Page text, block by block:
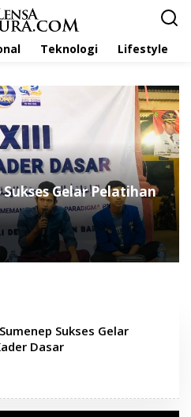
Teknologi Lifestyle
Gelar Pelatihan
Sukses Gelar
Dasar